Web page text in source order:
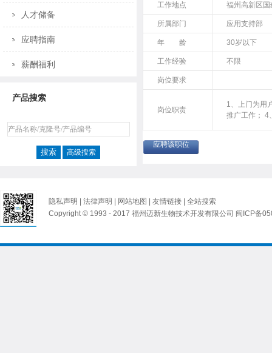
人才储备
应聘指南
薪酬福利
产品搜索
高级搜索
工作地点 福州高新区
所属部门 应用支持部
年 龄 30岁以下
工作经验 不限
岗位要求
岗位职责
1、上门为用
推广工作； 4
应聘该职位
隐私声明 法律声明 网站地图 友情链接
全站搜索
Copyright © 1993 - 2017 福州迈新生物技术开发有限公司 闽ICP备